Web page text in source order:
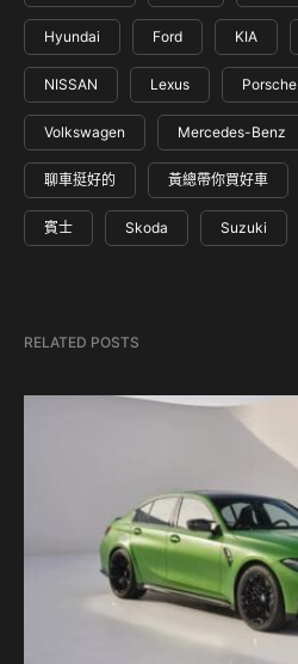
Hyundai Ford KIA
NISSAN Lexus Porsche
Volkswagen Mercedes-Benz
聊車挺好的 黃總帶你買好車
賓士 Skoda Suzuki
RELATED POSTS